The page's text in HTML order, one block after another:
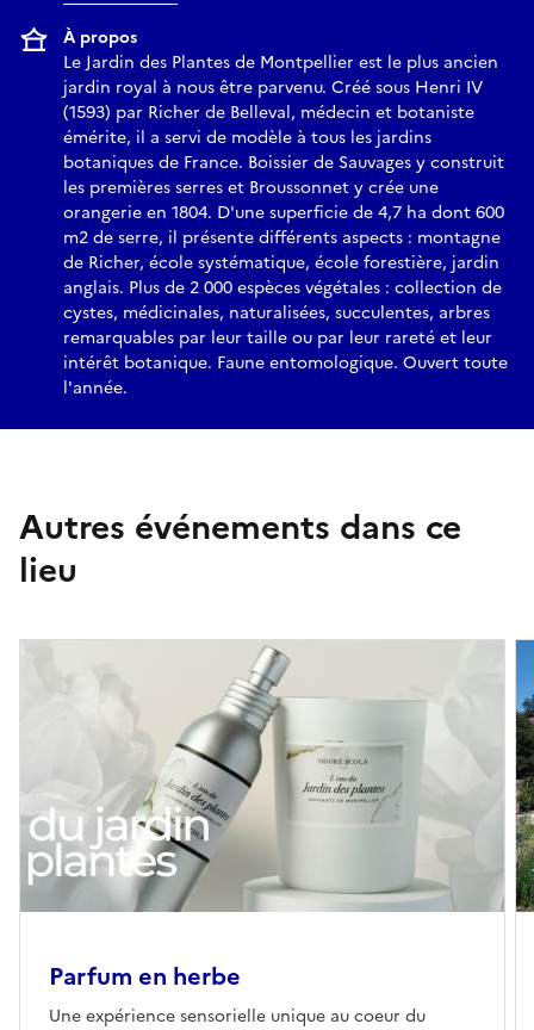
À propos
Le Jardin des Plantes de Montpellier est le plus ancien
jardin royal à nous être parvenu. Créé sous Henri IV
(1593) par Richer de Belleval, médecin et botaniste
émérite, il a servi de modèle à tous les jardins
botaniques de France. Boissier de Sauvages y construit
les premières serres et Broussonnet y crée une
orangerie en 1804. D'une superficie de 4,7 ha dont 600
m2 de serre, il présente différents aspects : montagne
de Richer, école systématique, école forestière, jardin
anglais. Plus de 2 000 espèces végétales : collection de
cystes, médicinales, naturalisées, succulentes, arbres
remarquables par leur taille ou par leur rareté et leur
intérêt botanique. Faune entomologique. Ouvert toute
l'année.
Autres événements dans ce
lieu
Parfum en herbe
Une expérience sensorielle unique au coeur du